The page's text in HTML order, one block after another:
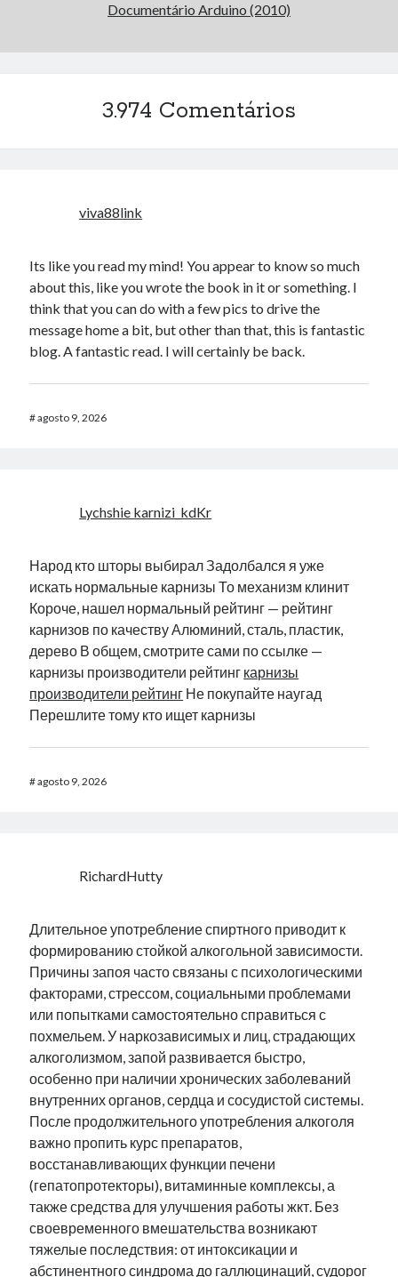
Documentário Arduino (2010)
3.974 Comentários
viva88link
Its like you read my mind! You appear to know so much
about this, like you wrote the book in it or something. I
think that you can do with a few pics to drive the
message home a bit, but other than that, this is fantastic
blog. A fantastic read. I will certainly be back.
#agosto 9, 2026
Lychshie karnizi_kdKr
Народ кто шторы выбирал Задолбался я уже
искать нормальные карнизы То механизм клинит
Короче, нашел нормальный рейтинг — рейтинг
карнизов по качеству Алюминий, сталь, пластик,
дерево В общем, смотрите сами по ссылке —
карнизы производители рейтинг карнизы
производители рейтинг Не покупайте наугад
Перешлите тому кто ищет карнизы
#agosto 9, 2026
RichardHutty
Длительное употребление спиртного приводит к
формированию стойкой алкогольной зависимости.
Причины запоя часто связаны с психологическими
факторами, стрессом, социальными проблемами
или попытками самостоятельно справиться с
похмельем. У наркозависимых и лиц, страдающих
алкоголизмом, запой развивается быстро,
особенно при наличии хронических заболеваний
внутренних органов, сердца и сосудистой системы.
После продолжительного употребления алкоголя
важно пропить курс препаратов,
восстанавливающих функции печени
(гепатопротекторы), витаминные комплексы, а
также средства для улучшения работы жкт. Без
своевременного вмешательства возникают
тяжелые последствия: от интоксикации и
абстинентного синдрома до галлюцинаций, судорог